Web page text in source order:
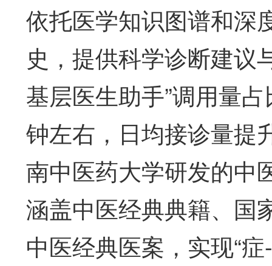
依托医学知识图谱和深
史，提供科学诊断建议
基层医生助手”调用量
钟左右，日均接诊量提
南中医药大学研发的中
涵盖中医经典典籍、国
中医经典医案，实现“